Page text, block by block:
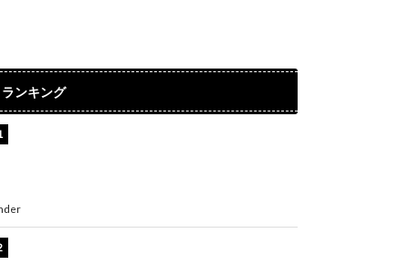
ランキング